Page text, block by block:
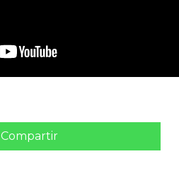
Compartir